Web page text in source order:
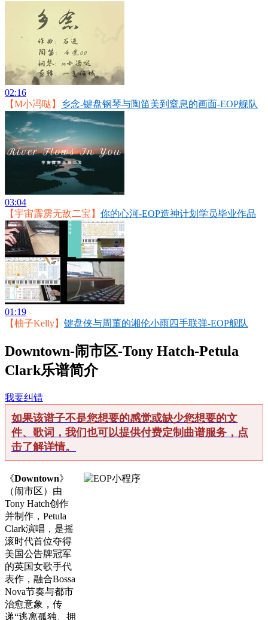
02:16
【M小冯哒】
乡念-键盘钢琴与陶笛美到窒息的画面-EOP舰队
03:04
【宇宙霹雳无敌二宝】 你的心河-EOP造神计划学员毕业作品
01:19
【柚子Kelly】 键盘侠与周董的湘伦小雨四手联弹-EOP舰队
Downtown-闹市区-Tony Hatch-Petula
Clark乐谱简介
我要纠错
如果该谱子不是您想要的感觉或缺少您想要的文
件、歌词，我们也可以提供付费定制曲谱服务，点
击了解详情。
《Downtown》
（闹市区）由
Tony Hatch创作
并制作，Petula
Clark演唱，是摇
滚时代首位夺得
美国公告牌冠军
的英国女歌手代
表作，融合Bossa
Nova节奏与都市
治愈意象，传
递“逃离孤独、拥